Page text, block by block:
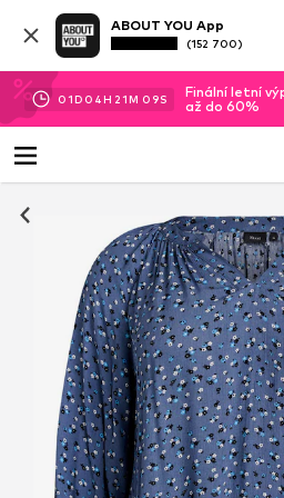
ABOUT YOU App
(152 700)
01D 04H 21M 08S
Finální letní
až do 60%